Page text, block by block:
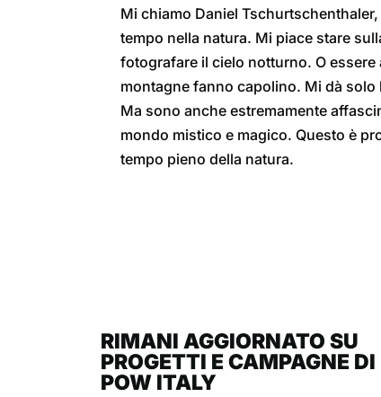
Mi chiamo Daniel
tempo nella natura. Mi piace stare
fotografare il cielo notturno. O
montagne fanno capolino. Mi dà
Ma sono anche estremamente
mondo mistico e magico. Questo è
tempo pieno della natura.
RIMANI AGGIORNATO SU
PROGETTI E CAMPAGNE DI
POW ITALY